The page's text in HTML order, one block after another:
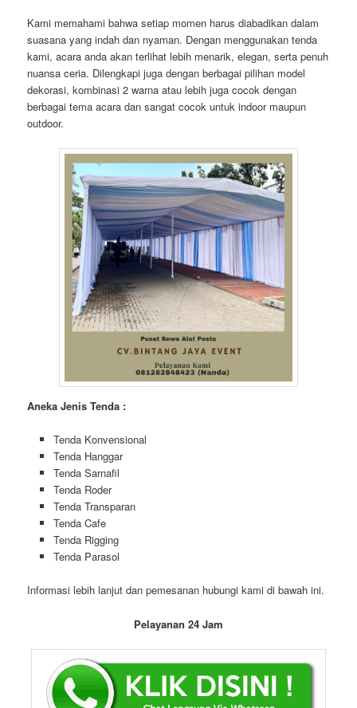
Kami memahami bahwa setiap momen harus diabadikan dalam
suasana yang indah dan nyaman. Dengan menggunakan tenda
kami, acara anda akan terlihat lebih menarik, elegan, serta penuh
nuansa ceria. Dilengkapi juga dengan berbagai pilihan model
dekorasi, kombinasi 2 warna atau lebih juga cocok dengan
berbagai tema acara dan sangat cocok untuk indoor maupun
outdoor.
Aneka Jenis Tenda :
Tenda Konvensional
Tenda Hanggar
Tenda Sarnafil
Tenda Roder
Tenda Transparan
Tenda Cafe
Tenda Rigging
Tenda Parasol
Informasi lebih lanjut dan pemesanan hubungi kami di bawah ini.
Pelayanan 24 Jam